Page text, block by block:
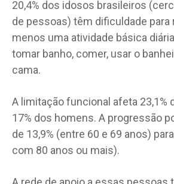
20,4% dos idosos brasileiros
de pessoas) têm dificuldade para
menos uma atividade básica
tomar banho, comer, usar o
cama.
A limitação funcional afeta 23,1%
17% dos homens. A progressão
de 13,9% (entre 60 e 69 anos)
com 80 anos ou mais).